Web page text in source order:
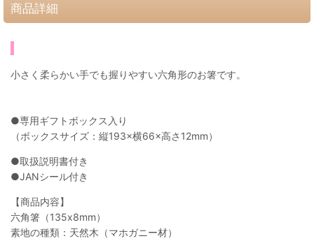
商品詳細
小さく柔らかい手でも握りやすい六角形のお箸です。
●専用ギフトボックス入り
（ボックスサイズ：縦193×横66×高さ12mm）
●取扱説明書付き
●JANシール付き
【商品内容】
六角箸（135x8mm）
素地の種類：天然木（マホガニー材）